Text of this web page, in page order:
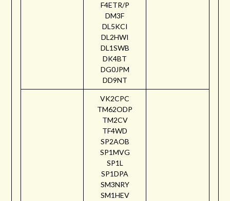
F4ETR/P
DM3F
DL5KCI
DL2HWI
DL1SWB
DK4BT
DG0JPM
DD9NT
VK2CPC
TM62ODP
TM2CV
TF4WD
SP2AOB
SP1MVG
SP1L
SP1DPA
SM3NRY
SM1HEV